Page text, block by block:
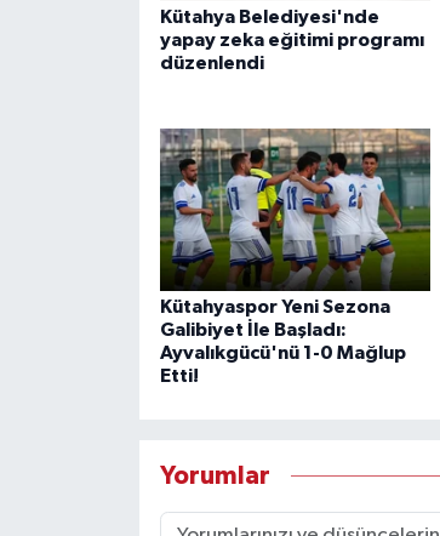
Kütahya Belediyesi'nde
yapay zeka eğitimi programı
düzenlendi
Kütahyaspor Yeni Sezona
Galibiyet İle Başladı:
Ayvalıkgücü'nü 1-0 Mağlup
Etti!
Yorumlar